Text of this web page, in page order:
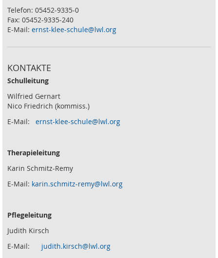
Telefon: 05452-9335-0
Fax: 05452-9335-240
E-Mail: ernst-klee-schule@lwl.org
KONTAKTE
Schulleitung
Wilfried Gernart
Nico Friedrich (kommiss.)
E-Mail: ernst-klee-schule@lwl.org
Therapieleitung
Karin Schmitz-Remy
E-Mail: karin.schmitz-remy@lwl.org
Pflegeleitung
Judith Kirsch
E-Mail: judith.kirsch@lwl.org